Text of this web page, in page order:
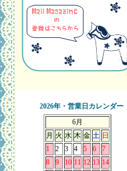
2026年・営業日カレンダー
6月
月 火 水 木 金 土 日
1
2 3 4 5 6
7
8
9 10 11 12 13 14